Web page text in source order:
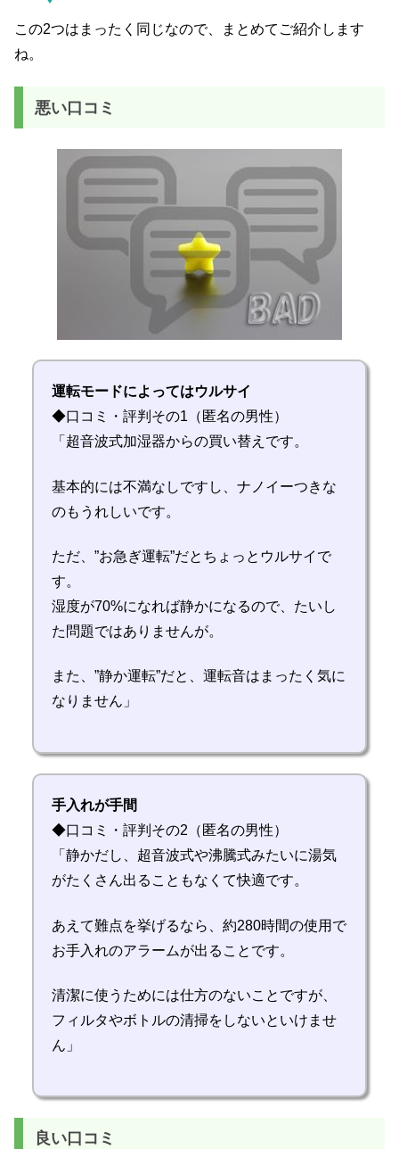
この2つはまったく同じなので、まとめてご紹介します
ね。
悪い口コミ
運転モードによってはウルサイ
◆口コミ・評判その1（匿名の男性）
「超音波式加湿器からの買い替えです。
基本的には不満なしですし、ナノイーつきな
のもうれしいです。
ただ、”お急ぎ運転”だとちょっとウルサイで
す。
湿度が70%になれば静かになるので、たいし
た問題ではありませんが。
また、”静か運転”だと、運転音はまったく気に
なりません」
手入れが手間
◆口コミ・評判その2（匿名の男性）
「静かだし、超音波式や沸騰式みたいに湯気
がたくさん出ることもなくて快適です。
あえて難点を挙げるなら、約280時間の使用で
お手入れのアラームが出ることです。
清潔に使うためには仕方のないことですが、
フィルタやボトルの清掃をしないといけませ
ん」
良い口コミ